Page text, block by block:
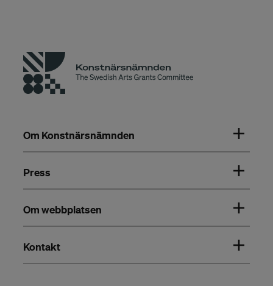
Om Konstnärsnämnden
Press
Om webbplatsen
Kontakt